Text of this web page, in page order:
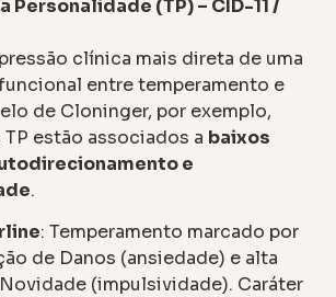
Personalidade (TP) – CID-11 /
clínica mais direta de uma
entre temperamento e
de Cloninger, por exemplo,
estão associados a baixos
e
.
: Temperamento marcado por
de Danos (ansiedade) e alta
(impulsividade). Caráter